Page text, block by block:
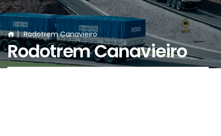
Rodotrem Canavieiro
Rodotrem Canavieiro